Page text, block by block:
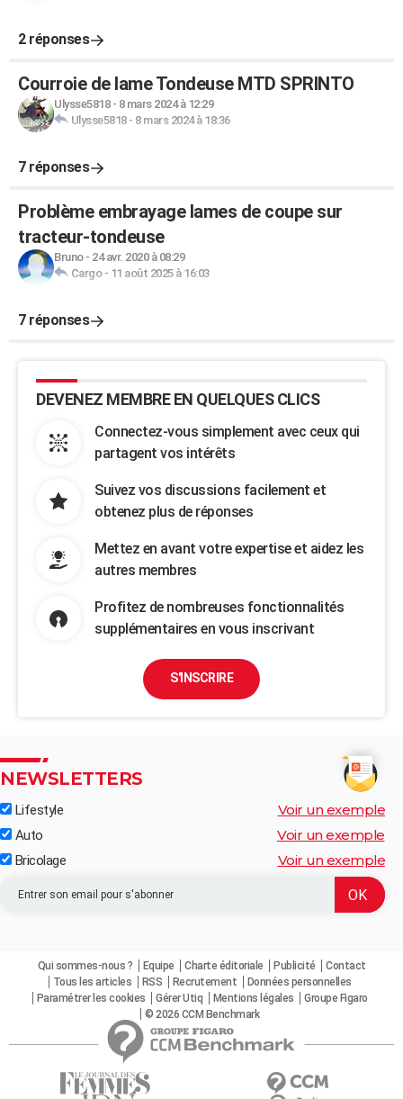
2 réponses
Courroie de lame Tondeuse MTD SPRINTO
Ulysse5818- 8 mars 2024 à 12:29
Ulysse5818- 8 mars 2024 à 18:36
7 réponses
Problème embrayage lames de coupe sur
tracteur-tondeuse
Bruno- 24 avr. 2020 à 08:29
Cargo- 11 août 2025 à 16:03
7 réponses
DEVENEZ MEMBRE EN QUELQUES CLICS
Connectez-vous simplement avec ceux qui
partagent vos intérêts
Suivez vos discussions facilement et
obtenez plus de réponses
Mettez en avant votre expertise et aidez les
autres membres
Profitez de nombreuses fonctionnalités
supplémentaires en vous inscrivant
S'INSCRIRE
NEWSLETTERS
Lifestyle Voir un exemple
Auto Voir un exemple
Bricolage Voir un exemple
Qui sommes-nous ? Equipe Charte éditoriale Publicité
Contact
Tous les articles
RSS Recrutement
Données personnelles
Paramétrer les cookies
Gérer Utiq Mentions légales
Groupe Figaro
© 2026 CCM Benchmark